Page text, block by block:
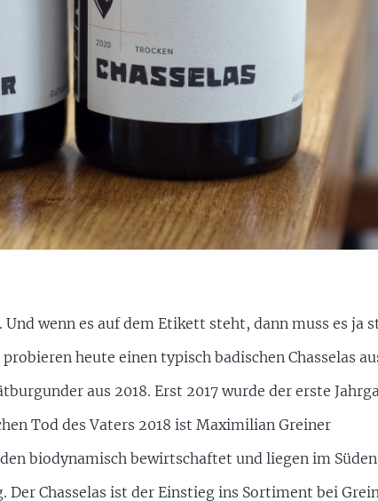
wenn es auf dem Etikett steht, dann muss es ja
heute einen typisch badischen Chasselas
aus 2018. Erst 2017 wurde der erste
Tod des Vaters 2018 ist Maximilian Greiner
biodynamisch bewirtschaftet und liegen im
Chasselas ist der Einstieg ins Sortiment bei